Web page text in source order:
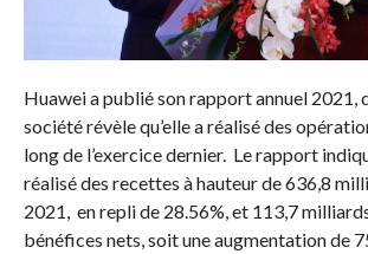
Huawei a publié son rapport annuel 2021,
société révèle qu’elle a réalisé des
long de l’exercice dernier. Le rapport
réalisé des recettes à hauteur de 636,8
2021, en repli de 28.56%, et 113,7
bénéfices nets, soit une augmentation de